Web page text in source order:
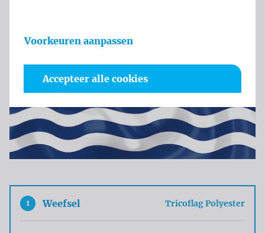
1 Weefsel Tricoflag Polyester
Voorkeuren aanpassen
Accepteer alle cookies